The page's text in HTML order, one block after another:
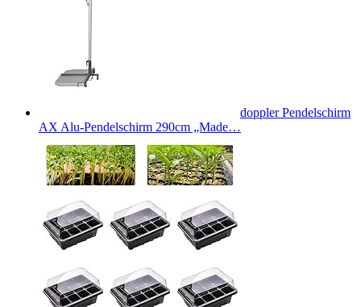
doppler Pendelschirm
AX Alu-Pendelschirm 290cm „Made…